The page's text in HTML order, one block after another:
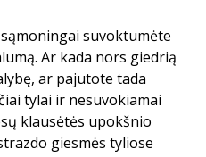
suvoktumėte
Ar kada nors giedrią
ar pajutote tada
tylai ir nesuvokiamai
klausėtės upokšnio
giesmės tyliose